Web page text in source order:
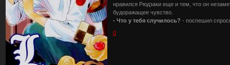
нравился Рюдзаки еще и тем, что он
будоражащее чувство.
- Что у тебя случилось? - поспешил
0